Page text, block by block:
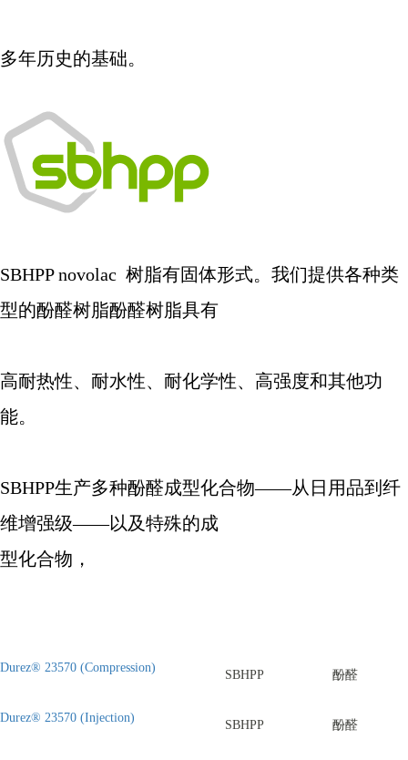
多年历史的基础。
SBHPP novolac 树脂有固体形式。我们提供各种类
型的酚醛树脂酚醛树脂具有
高耐热性、耐水性、耐化学性、高强度和其他功
能。
SBHPP生产多种酚醛成型化合物——从日用品到纤
维增强级——以及特殊的成
型化合物，
Durez® 23570 (Compression)
SBHPP 酚醛
Durez® 23570 (Injection)
SBHPP 酚醛